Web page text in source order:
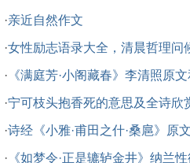
·亲近自然作文
·女性励志语录大全，清晨哲理问
· 《满庭芳·小阁藏春》李清照原
·宁可枝头抱香死的意思及全诗欣
·诗经《小雅·甫田之什·桑扈》原
· 《如梦令·正是辘轳金井》纳兰